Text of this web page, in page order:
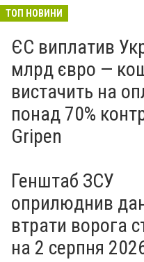
ТОП НОВИНИ
ЄС виплатив
млрд євро —
вистачить на
понад 70%
Gripen
Генштаб ЗСУ
оприлюднив
втрати ворога
на 2 серпня